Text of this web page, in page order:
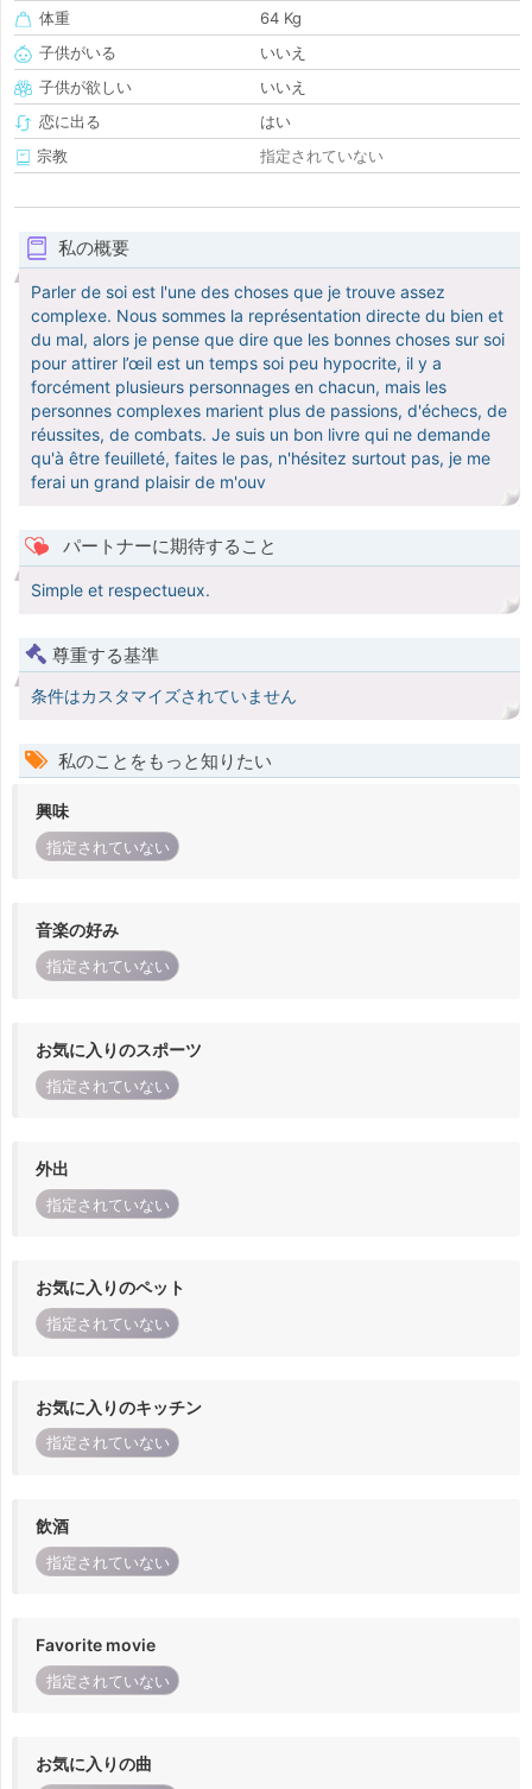
体重
64 Kg
子供がいる
いいえ
子供が欲しい
いいえ
恋に出る
はい
宗教
指定されていない
私の概要
Parler de soi est l'une des choses que je trouve assez
complexe. Nous sommes la représentation directe du bien et
du mal, alors je pense que dire que les bonnes choses sur soi
pour attirer l’œil est un temps soi peu hypocrite, il y a
forcément plusieurs personnages en chacun, mais les
personnes complexes marient plus de passions, d'échecs, de
réussites, de combats. Je suis un bon livre qui ne demande
qu'à être feuilleté, faites le pas, n'hésitez surtout pas, je me
ferai un grand plaisir de m'ouv
パートナーに期待すること
Simple et respectueux.
尊重する基準
条件はカスタマイズされていません
私のことをもっと知りたい
興味
指定されていない
音楽の好み
指定されていない
お気に入りのスポーツ
指定されていない
外出
指定されていない
お気に入りのペット
指定されていない
お気に入りのキッチン
指定されていない
飲酒
指定されていない
Favorite movie
指定されていない
お気に入りの曲